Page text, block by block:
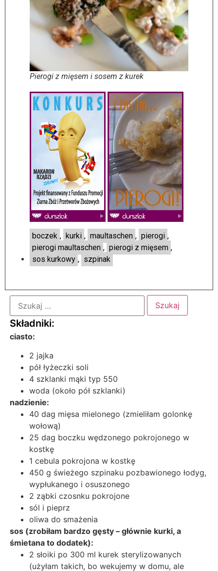
Pierogi z mięsem i sosem z kurek
boczek , kurki , maultaschen , pierogi ,
pierogi maultaschen , pierogi z mięsem ,
sos kurkowy , szpinak
ciasto:
2 jajka
pół łyżeczki soli
4 szklanki mąki typ 550
woda (około pół szklanki)
nadzienie:
40 dag mięsa mielonego (zmieliłam golonkę
wołową)
25 dag boczku wędzonego pokrojonego w
kostkę
1 cebula pokrojona w kostkę
450 g świeżego szpinaku pozbawionego łodyg,
wypłukanego i osuszonego
2 ząbki czosnku pokrojone
sól i pieprz
oliwa do smażenia
sos (zrobiłam bardzo gęsty – głównie kurki, a
śmietana to dodatek):
2 słoiki po 300 ml kurek sterylizowanych
(użyłam takich, bo wekujemy w domu, ale